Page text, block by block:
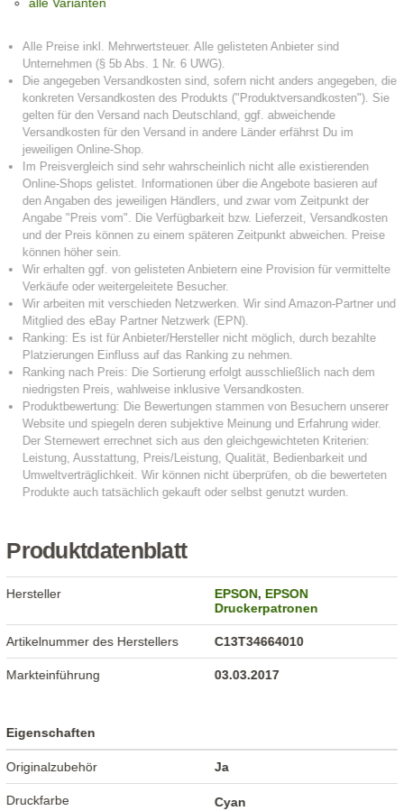
alle Varianten
Produktdatenblatt
Hersteller EPSON,EPSON
Druckerpatronen
Artikelnummer des Herstellers C13T34664010
Markteinführung 03.03.2017
Eigenschaften
Originalzubehör Ja
Druckfarbe
Cyan